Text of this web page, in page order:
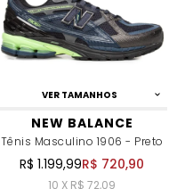
VER TAMANHOS
NEW BALANCE
Tênis Masculino 1906 - Preto
R$ 1.199,99R$ 720,90
10 X R$ 72,09